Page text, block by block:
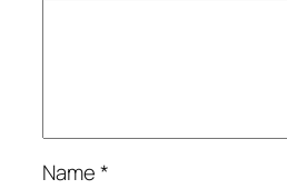
Name*